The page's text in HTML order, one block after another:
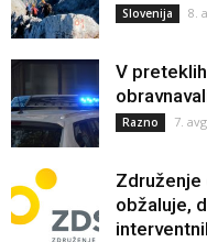
Slovenija 8.
V
Razno 7.
Združenje
obžaluje,